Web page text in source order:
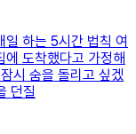
하는 5시간 법칙 여
도착했다고 가정해
시 숨을 돌리고 싶겠
던질